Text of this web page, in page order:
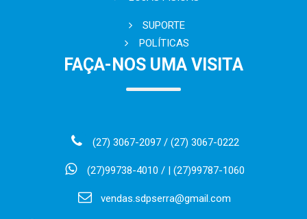
SUPORTE
POLÍTICAS
FAÇA-NOS UMA VISITA
(27) 3067-2097 / (27) 3067-0222
(27)99738-4010 / | (27)99787-1060
vendas.sdpserra@gmail.com